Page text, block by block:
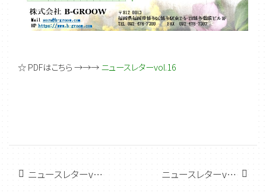
☆ PDFはこちら →→→ ニュースレターvol.16
ニュースレターvol.17 特集:パワーハラスメント防止対策 ニュースレターvol.15 ジョブ型雇用・新入社員研修